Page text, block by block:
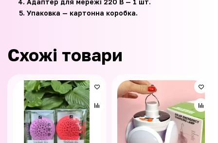
Адаптер для мережі 220 В — 1 шт.
Упаковка — картонна коробка.
Схожі товари